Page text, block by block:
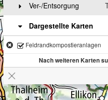
Ver-/Entsorgung
Dargestellte Karten
Feldrandkompostieranlagen
Nach weiteren Karten